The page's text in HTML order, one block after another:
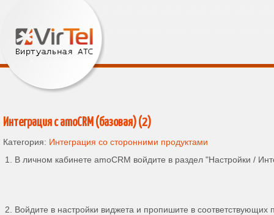
Интеграция с amoCRM (базовая) (2)
Категория: Интеграция со сторонними продуктами
1. В личном кабинете amoCRM войдите в раздел "Настройки /
2. Войдите в настройки виджета и пропишите в